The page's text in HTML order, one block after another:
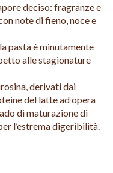
deciso: fragranze e
note di fieno, noce e
pasta è minutamente
alle stagionature
derivati dai
del latte ad opera
di maturazione di
l’estrema digeribilità.